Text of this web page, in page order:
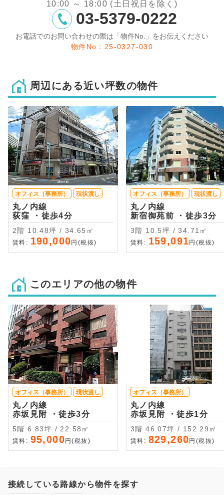
10:00 ～ 18:00 (土日祝日を除く)
03-5379-0222
お電話でのお問い合わせの際は「物件No.」をお伝えください
物件No：25-0327-030
周辺にある近い坪数の物件
オフィス（事務所） 現状渡し
丸ノ内線
荻窪 ・徒歩4分
2階 10.48坪 / 34.65㎡
賃料: 190,000 円(税抜)
オフィス（事務所） 現状渡し
丸ノ内線
新宿御苑前 ・徒歩3分
3階 10.5坪 / 34.71㎡
賃料: 159,091 円(税抜)
このエリアの他の物件
オフィス（事務所） 現状渡し
丸ノ内線
赤坂見附 ・徒歩3分
5階 6.83坪 / 22.58㎡
賃料: 95,000 円(税抜)
オフィス（事務所）
丸ノ内線
赤坂見附 ・徒歩1分
3階 46.07坪 / 152.29㎡
賃料: 829,260 円(税抜)
接続している路線から物件を探す